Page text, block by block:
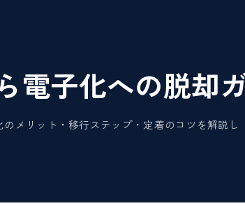
電子化への脱却
メリット・移行ステップ・定着のコツを解説し